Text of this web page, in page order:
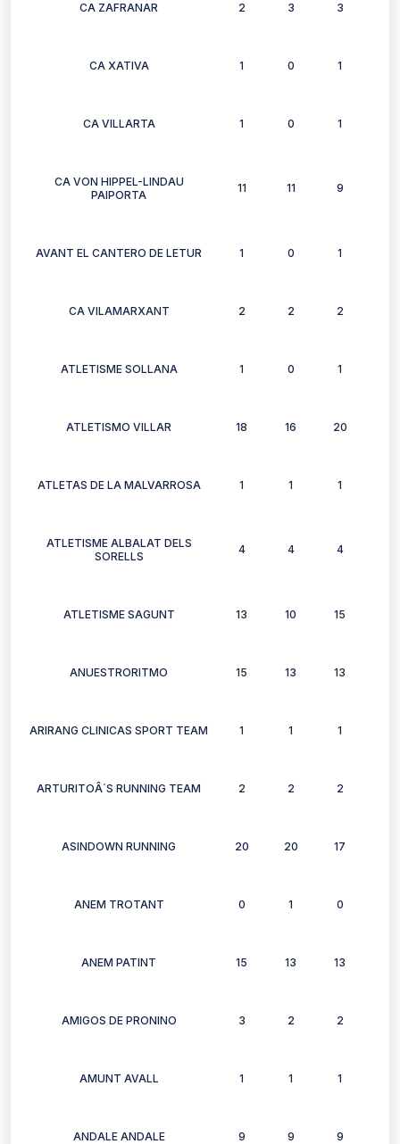
CA ZAFRANAR 2 3 3
CA XATIVA 1 0 1
CA VILLARTA 1 0 1
CA VON HIPPEL-LINDAU
PAIPORTA
11 11 9
AVANT EL CANTERO DE LETUR 1 0 1
CA VILAMARXANT 2 2 2
ATLETISME SOLLANA 1 0 1
ATLETISMO VILLAR 18 16 20
ATLETAS DE LA MALVARROSA 1 1 1
ATLETISME ALBALAT DELS
SORELLS
4 4 4
ATLETISME SAGUNT 13 10 15
ANUESTRORITMO 15 13 13
ARIRANG CLINICAS SPORT TEAM 1 1 1
ARTURITOÂ´S RUNNING TEAM 2 2 2
ASINDOWN RUNNING 20 20 17
ANEM TROTANT 0 1 0
ANEM PATINT 15 13 13
AMIGOS DE PRONINO 3 2 2
AMUNT AVALL 1 1 1
ANDALE ANDALE 9 9 9